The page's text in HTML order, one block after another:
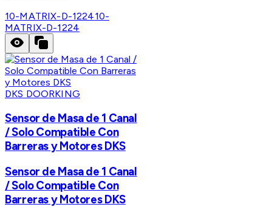
10-MATRIX-D-122410-
MATRIX-D-1224
DKS DOORKING
Sensor de Masa de 1 Canal
/ Solo Compatible Con
Barreras y Motores DKS
Sensor de Masa de 1 Canal
/ Solo Compatible Con
Barreras y Motores DKS